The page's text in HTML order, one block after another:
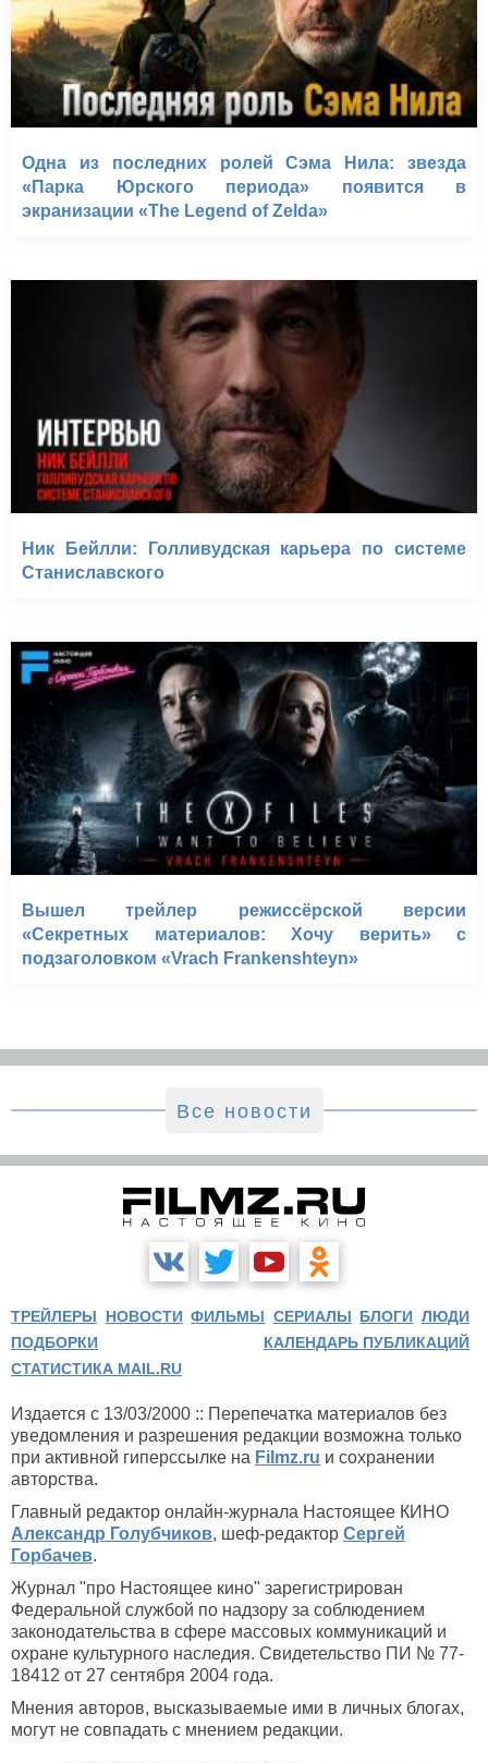
Одна из последних ролей Сэма Нила: звезда
«Парка Юрского периода» появится в
экранизации «The Legend of Zelda»
Ник Бейлли: Голливудская карьера по системе
Станиславского
Вышел трейлер режиссёрской версии
«Секретных материалов: Хочу верить» с
подзаголовком «Vrach Frankenshteyn»
Все новости
ТРЕЙЛЕРЫ НОВОСТИ ФИЛЬМЫ СЕРИАЛЫ БЛОГИ ЛЮДИ
ПОДБОРКИ
КАЛЕНДАРЬ ПУБЛИКАЦИЙ
СТАТИСТИКА MAIL.RU
Издается с 13/03/2000 :: Перепечатка материалов без
уведомления и разрешения редакции возможна только
при активной гиперссылке на Filmz.ru и сохранении
авторства.
Главный редактор онлайн-журнала Настоящее КИНО
Александр Голубчиков, шеф-редактор Сергей
Горбачев.
Журнал "про Настоящее кино" зарегистрирован
Федеральной службой по надзору за соблюдением
законодательства в сфере массовых коммуникаций и
охране культурного наследия. Свидетельство ПИ № 77-
18412 от 27 сентября 2004 года.
Мнения авторов, высказываемые ими в личных блогах,
могут не совпадать с мнением редакции.